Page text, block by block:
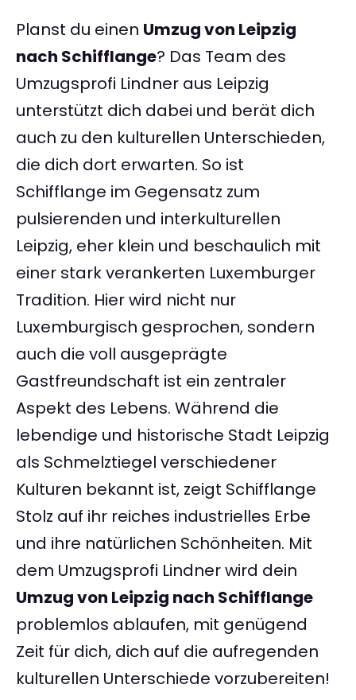
Planst du einen Umzug von Leipzig
nach Schifflange? Das Team des
Umzugsprofi Lindner aus Leipzig
unterstützt dich dabei und berät dich
auch zu den kulturellen Unterschieden,
die dich dort erwarten. So ist
Schifflange im Gegensatz zum
pulsierenden und interkulturellen
Leipzig, eher klein und beschaulich mit
einer stark verankerten Luxemburger
Tradition. Hier wird nicht nur
Luxemburgisch gesprochen, sondern
auch die voll ausgeprägte
Gastfreundschaft ist ein zentraler
Aspekt des Lebens. Während die
lebendige und historische Stadt Leipzig
als Schmelztiegel verschiedener
Kulturen bekannt ist, zeigt Schifflange
Stolz auf ihr reiches industrielles Erbe
und ihre natürlichen Schönheiten. Mit
dem Umzugsprofi Lindner wird dein
Umzug von Leipzig nach Schifflange
problemlos ablaufen, mit genügend
Zeit für dich, dich auf die aufregenden
kulturellen Unterschiede vorzubereiten!